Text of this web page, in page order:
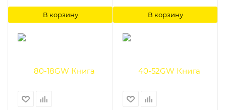
В корзину В корзину